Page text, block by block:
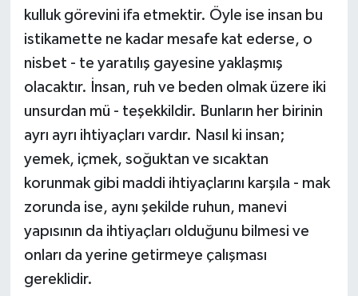
kulluk görevini ifa etmektir. Öyle ise insan bu
istikamette ne kadar mesafe kat ederse, o
nisbet - te yaratılış gayesine yaklaşmış
olacaktır. İnsan, ruh ve beden olmak üzere iki
unsurdan mü - teşekkildir. Bunların her birinin
ayrı ayrı ihtiyaçları vardır. Nasıl ki insan;
yemek, içmek, soğuktan ve sıcaktan
korunmak gibi maddi ihtiyaçlarını karşıla - mak
zorunda ise, aynı şekilde ruhun, manevi
yapısının da ihtiyaçları olduğunu bilmesi ve
onları da yerine getirmeye çalışması
gereklidir.